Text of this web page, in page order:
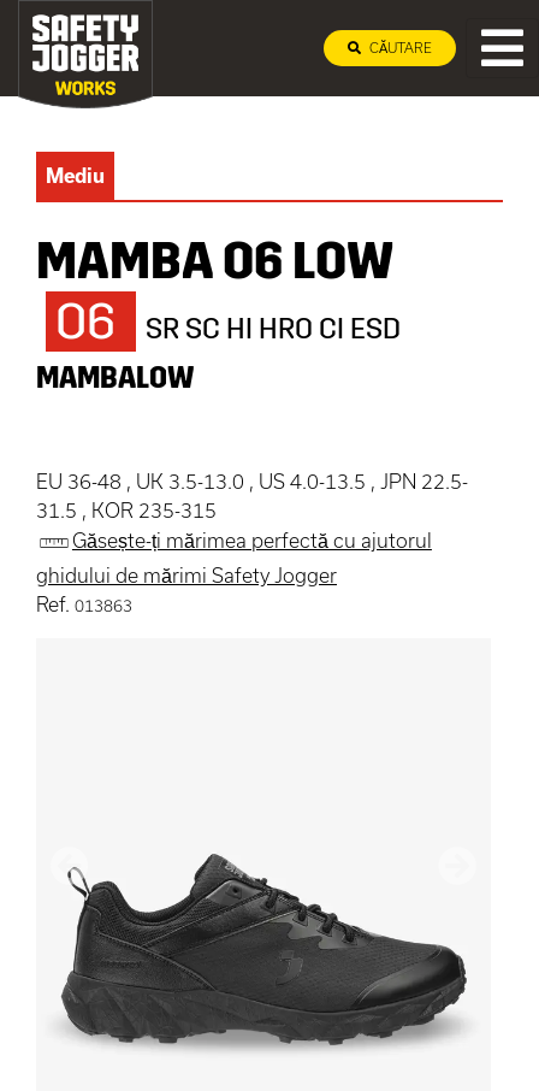
CĂUTARE
Mediu
MAMBA O6 LOW
O6
SR SC HI HRO CI ESD
MAMBALOW
EU 36-48 , UK 3.5-13.0 , US 4.0-13.5 , JPN 22.5-
31.5 , KOR 235-315
Găsește-ți mărimea perfectă cu ajutorul
ghidului de mărimi Safety Jogger
Ref. 013863
Anterior